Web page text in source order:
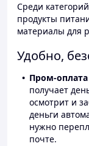
Среди
продукты
материалы для
Удобно,
Пром-оплата
получает
осмотрит и
деньги
нужно
почте.